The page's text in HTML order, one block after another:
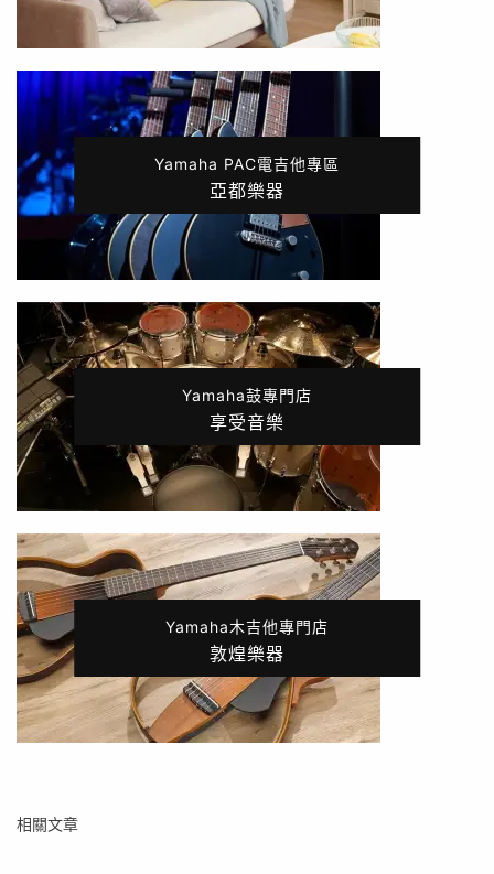
Yamaha PAC電吉他專區
亞都樂器
Yamaha鼓專門店
享受音樂
Yamaha木吉他專門店
敦煌樂器
相關文章